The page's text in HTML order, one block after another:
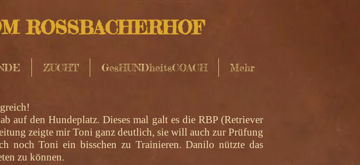
ROSSBACHERHOF
auf den Hundeplatz. Dieses mal galt es die RBP (Retriever
zeigte mir Toni ganz deutlich, sie will auch zur Prüfung
noch Toni ein bisschen zu Trainieren. Danilo nützte das
zu können.
ZUCHT GesHUNDheitsCOACH Mehr